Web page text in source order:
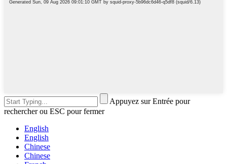
Appuyez sur Entrée pour
rechercher ou ESC pour fermer
English
English
Chinese
Chinese